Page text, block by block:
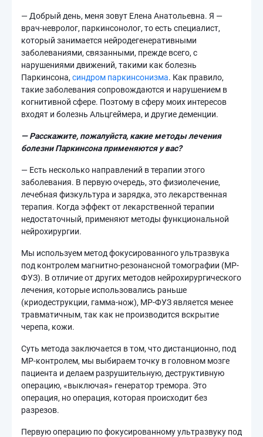
— Добрый день, меня зовут Елена Анатольевна. Я —
врач-невролог, паркинсонолог, то есть специалист,
который занимается нейродегенеративными
заболеваниями, связанными, прежде всего, с
нарушениями движений, такими как болезнь
Паркинсона, синдром паркинсонизма. Как правило,
такие заболевания сопровождаются и нарушением в
когнитивной сфере. Поэтому в сферу моих интересов
входят и болезнь Альцгеймера, и другие деменции.
— Расскажите, пожалуйста, какие методы лечения
болезни Паркинсона применяются у вас?
— Есть несколько направлений в терапии этого
заболевания. В первую очередь, это физиолечение,
лечебная физкультура и зарядка, это лекарственная
терапия. Когда эффект от лекарственной терапии
недостаточный, применяют методы функциональной
нейрохирургии.
Мы используем метод фокусированного ультразвука
под контролем магнитно-резонансной томографии (МР-
ФУЗ). В отличие от других методов нейрохирургического
лечения, которые использовались раньше
(криодеструкции, гамма-нож), МР-ФУЗ является менее
травматичным, так как не производится вскрытие
черепа, кожи.
Суть метода заключается в том, что дистанционно, под
МР-контролем, мы выбираем точку в головном мозге
пациента и делаем разрушительную, деструктивную
операцию, «выключая» генератор тремора. Это
операция, но операция, которая происходит без
разрезов.
Первую операцию по фокусированному ультразвуку под